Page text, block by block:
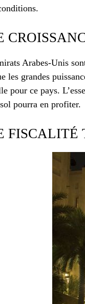
Arabes-Unis
les grandes
pour ce pays.
pourra en profiter.
FISCALITÉ